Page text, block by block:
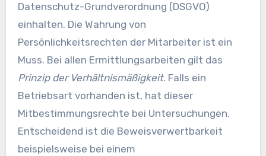
Datenschutz-Grundverordnung (DSGVO)
einhalten. Die Wahrung von
Persönlichkeitsrechten der Mitarbeiter ist ein
Muss. Bei allen Ermittlungsarbeiten gilt das
Prinzip der Verhältnismäßigkeit. Falls ein
Betriebsart vorhanden ist, hat dieser
Mitbestimmungsrechte bei Untersuchungen.
Entscheidend ist die Beweisverwertbarkeit
beispielsweise bei einem